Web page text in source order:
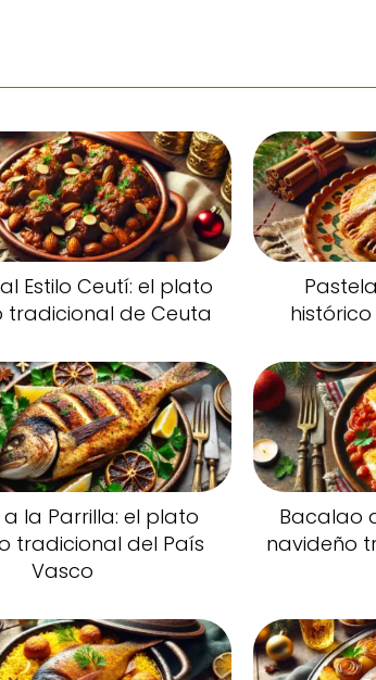
Estilo Ceutí: el plato
tradicional de Ceuta
a la Parrilla: el plato
tradicional del País
Vasco
Bacalao
navideño